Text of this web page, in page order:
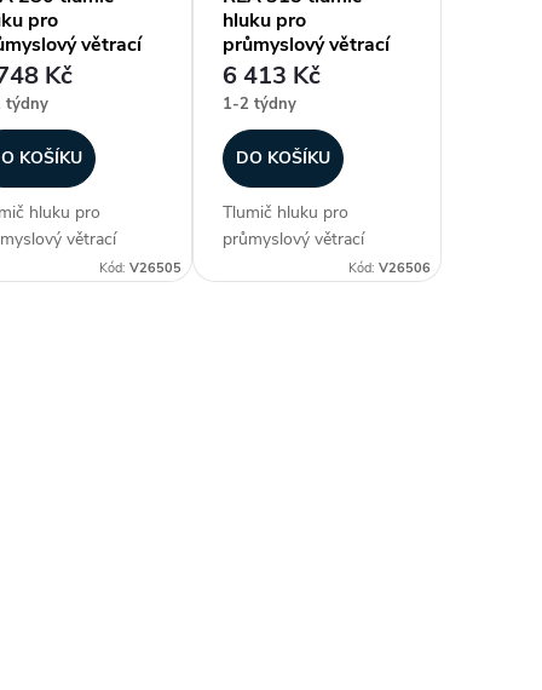
pro
větrací
Alteko
S
Kč
týdny
KOŠÍKU
hluku pro
větrací
Alteko TERNO-
Kód:V26505
hluku pro
průmyslový větrací
systém Alteko
TERNO-S
6 413 Kč
1-2 týdny
DO KOŠÍKU
Tlumič hluku pro
průmyslový větrací
systém Alteko TERNO-
Kód: V26506